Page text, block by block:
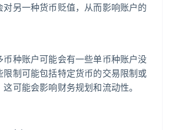
对另一种货币贬值，从而影响账户的
币种账户可能会有一些单币种账户没
限制可能包括特定货币的交易限制或
可能会影响财务规划和流动性。